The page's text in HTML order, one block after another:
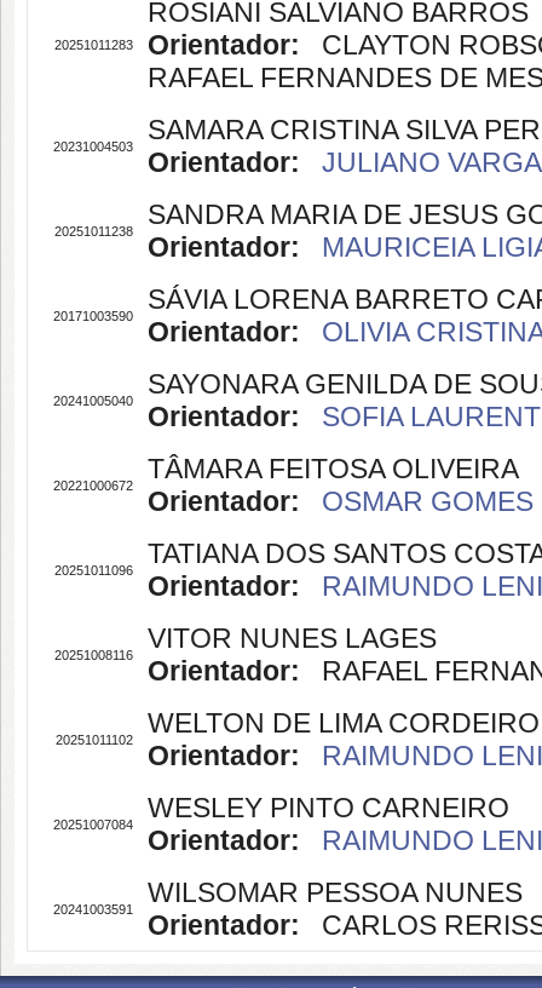
20251011283
ROSIANI SALVIANO BARROS
Orientador: CLAYTON
RAFAEL FERNANDES DE
20231004503
SAMARA CRISTINA SILVA
Orientador:
JULIANO
20251011238
SANDRA MARIA DE JESUS
Orientador:
MAURICEIA
20171003590
SÁVIA LORENA BARRETO
Orientador:
OLIVIA
20241005040
SAYONARA GENILDA DE
Orientador:
SOFIA
20221000672
TÂMARA FEITOSA OLIVEIRA
Orientador:
OSMAR
20251011096
TATIANA DOS SANTOS
Orientador:
RAIMUNDO
20251008116
VITOR NUNES LAGES
Orientador: RAFAEL
20251011102
WELTON DE LIMA CORDEIRO
Orientador:
RAIMUNDO
20251007084
WESLEY PINTO CARNEIRO
Orientador:
RAIMUNDO
20241003591
WILSOMAR PESSOA NUNES
Orientador: CARLOS